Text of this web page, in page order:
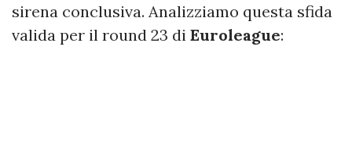
sirena conclusiva. Analizziamo questa sfida
valida per il round 23 di Euroleague: